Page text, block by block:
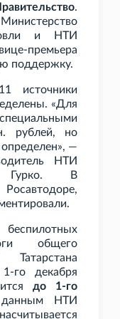
.
и НТИ
премьера
поддержку.
источники
«Для
рублей, но
—
НТИ
Гурко. В
общего
1-го декабря
до 1-го
НТИ